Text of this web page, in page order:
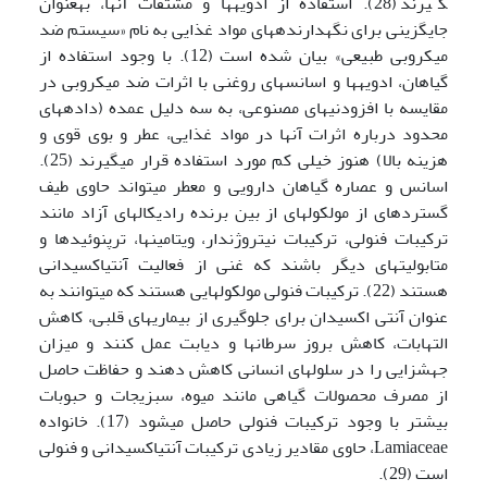
جایگزینی برای نگهدارنده­های مواد غذایی به نام «سیستم ضد
میکروبی طبیعی» بیان شده است (12). با وجود استفاده از
گیاهان، ادویه­ها و اسانس­های روغنی با اثرات ضد میکروبی در
مقایسه با افزودنی­های مصنوعی، به سه دلیل عمده (داده­های
محدود درباره اثرات آنها در مواد غذایی، عطر و بوی قوی و
هزینه بالا) هنوز خیلی کم مورد استفاده قرار می­گیرند (25).
اسانس و عصاره گیاهان دارویی و معطر می­تواند حاوی طیف
گسترده­ای از مولکول­های از بین برنده رادیکال­های آزاد مانند
ترکیبات فنولی، ترکیبات نیتروژن­دار، ویتامین­ها، ترپنوئیدها و
متابولیت­های دیگر باشند که غنی از فعالیت آنتی­اکسیدانی
هستند (22). ترکیبات فنولی مولکول­هایی هستند که می­توانند به
عنوان آنتی اکسیدان برای جلوگیری از بیماری­های قلبی، کاهش
التهابات، کاهش بروز سرطان­ها و دیابت عمل کنند و میزان
جهش­زایی را در سلول­های انسانی کاهش ­دهند و حفاظت حاصل
از مصرف محصولات گیاهی مانند میوه، سبزیجات و حبوبات
بیشتر با وجود ترکیبات فنولی حاصل می­شود (17). خانواده
Lamiaceae، حاوی مقادیر زیادی ترکیبات آنتی­اکسیدانی و فنولی
است (29).